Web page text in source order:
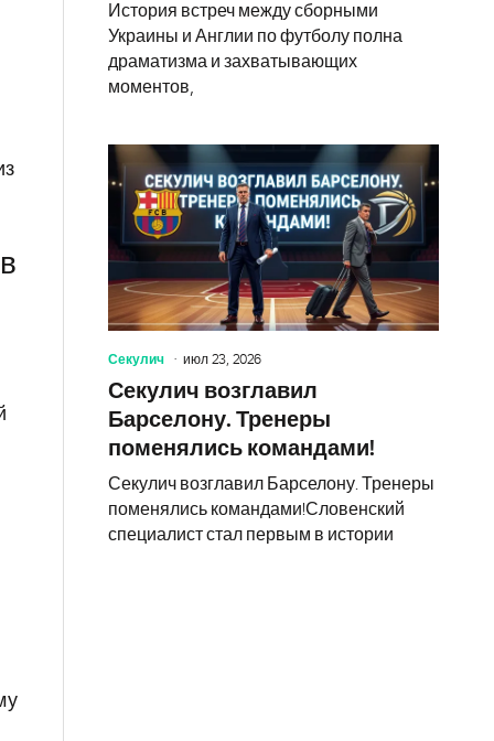
История встреч между сборными
Украины и Англии по футболу полна
драматизма и захватывающих
моментов,
Секулич июл 23, 2026
Секулич возглавил
Барселону. Тренеры
поменялись командами!
Секулич возглавил Барселону. Тренеры
поменялись командами!Словенский
специалист стал первым в истории